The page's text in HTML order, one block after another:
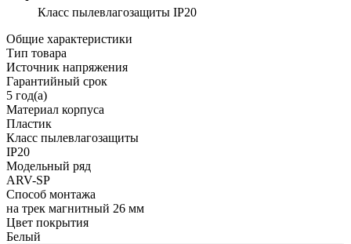
Класс пылевлагозащиты IP20
Общие характеристики
Тип товара
Источник напряжения
Гарантийный срок
5 год(а)
Материал корпуса
Пластик
Класс пылевлагозащиты
IP20
Модельный ряд
ARV-SP
Способ монтажа
на трек магнитный 26 мм
Цвет покрытия
Белый